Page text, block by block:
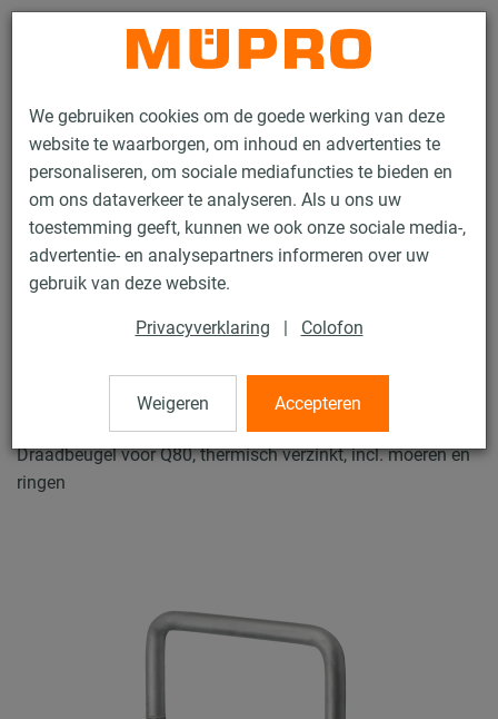
We gebruiken cookies om de goede werking van deze
website te waarborgen, om inhoud en advertenties te
personaliseren, om sociale mediafuncties te bieden en
om ons dataverkeer te analyseren. Als u ons uw
toestemming geeft, kunnen we ook onze sociale media-,
advertentie- en analysepartners informeren over uw
gebruik van deze website.
Privacyverklaring | Colofon
Weigeren Accepteren
Contact
Producten Bevestigingstechniek
Thermisch verzinkte producten
Thermisch verzinkte installatierails
MPT Draadbeugel
MPT Draadbeugel
Draadbeugel voor Q80, thermisch verzinkt, incl. moeren en
ringen